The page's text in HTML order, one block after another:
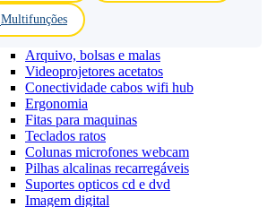
Multifunções
Arquivo, bolsas e malas
Videoprojetores acetatos
Conectividade cabos wifi hub
Ergonomia
Fitas para maquinas
Teclados ratos
Colunas microfones webcam
Pilhas alcalinas recarregáveis
Suportes opticos cd e dvd
Imagem digital